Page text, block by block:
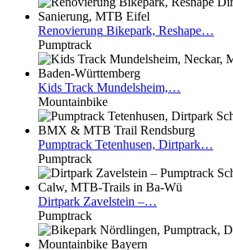
Renovierung Bikepark, Reshape…
Pumptrack
Kids Track Mundelsheim,…
Mountainbike
Pumptrack Tetenhusen, Dirtpark…
Pumptrack
Dirtpark Zavelstein –…
Pumptrack